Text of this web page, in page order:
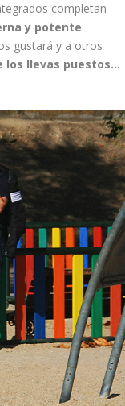
completan
y potente
gustará y a otros
los llevas puestos…